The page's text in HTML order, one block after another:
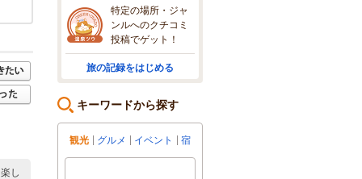
し
特定の場所・ジャ
ンルへのクチコミ
投稿でゲット！
旅の記録をはじめる
キーワードから探す
観光 グルメ イベント 宿